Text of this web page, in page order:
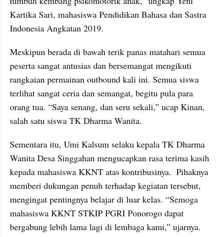
Kartika Sari, mahasiswa Pendidikan Bahasa dan Sastra
Indonesia Angkatan 2019.
Meskipun berada di bawah terik panas matahari semua
peserta sangat antusias dan bersemangat mengikuti
rangkaian permainan outbound kali ini. Semua siswa
terlihat sangat ceria dan semangat, begitu pula para
orang tua. “Saya senang, dan seru sekali,” ucap Kinan,
salah satu siswa TK Dharma Wanita.
Sementara itu, Umi Kalsum selaku kepala TK Dharma
Wanita Desa Singgahan mengucapkan rasa terima kasih
kepada mahasiswa KKNT atas kontribusinya.  Pihaknya
memberi dukungan penuh terhadap kegiatan tersebut,
mengingat pentingnya belajar di luar kelas. “Semoga
mahasiswa KKNT STKIP PGRI Ponorogo dapat
bergabung lebih lama lagi di lembaga kami,” ujarnya.